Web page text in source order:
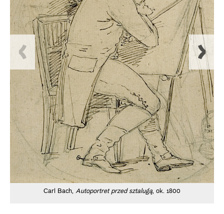
Carl Bach, Autoportret przed sztalugą, ok. 1800